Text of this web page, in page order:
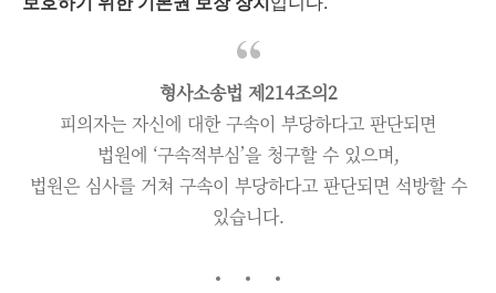
형사소송법 제214조의2
피의자는 자신에 대한 구속이 부당하다고 판단되면
법원에 ‘구속적부심’을 청구할 수 있으며,
법원은 심사를 거쳐 구속이 부당하다고 판단되면 석방할 수
있습니다.